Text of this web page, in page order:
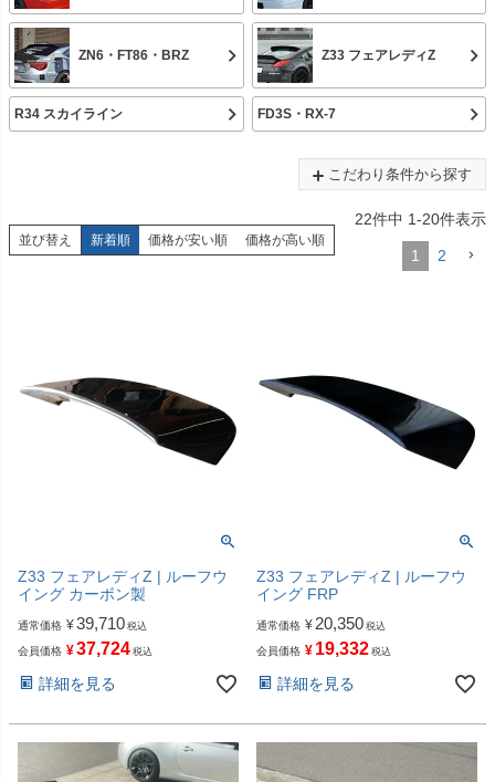
ZN6・FT86・BRZ Z33 フェアレディZ
R34 スカイライン FD3S・RX-7
こだわり条件から探す
並び替え 新着順 価格が安い順 価格が高い順
22件中 1-20件表示
1 2
Z33 フェアレディZ | ルーフウ
イング カーボン製
通常価格 ¥39,710 税込
会員価格 ¥37,724 税込
詳細を見る
Z33 フェアレディZ | ルーフウ
イング FRP
通常価格 ¥ 20,350 税込
会員価格 ¥ 19,332 税込
詳細を見る